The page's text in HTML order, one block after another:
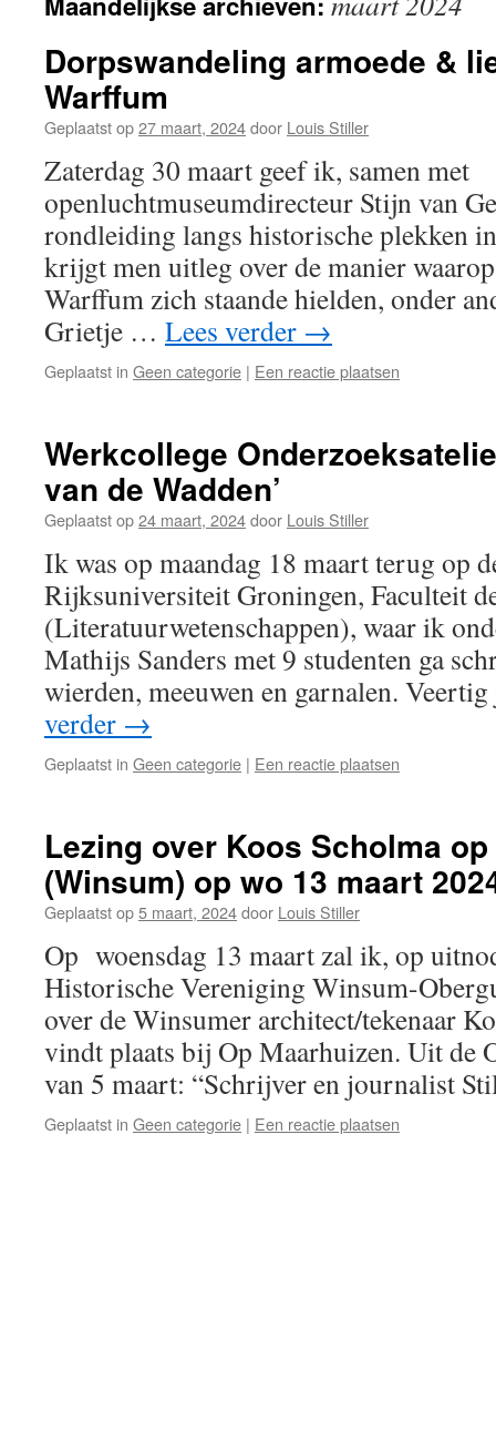
Dorpswandeling armoede &
Warffum
Geplaatst op27 maart, 2024door Louis Stiller
Zaterdag 30 maart geef ik, samen met
openluchtmuseumdirecteur Stijn van
rondleiding langs historische plekken
krijgt men uitleg over de manier
Warffum zich staande hielden, onder
Grietje … Lees verder →
Geplaatst in Geen categorie | Een reactie plaatsen
Werkcollege
van de Wadden’
Geplaatst op24 maart, 2024door Louis Stiller
Ik was op maandag 18 maart terug op
Rijksuniversiteit Groningen, Faculteit
(Literatuurwetenschappen), waar ik
Mathijs Sanders met 9 studenten ga
wierden, meeuwen en garnalen.
verder →
Geplaatst in Geen categorie | Een reactie plaatsen
Lezing over Koos Scholma
(Winsum) op wo 13 maart
Geplaatst op5 maart, 2024door Louis Stiller
Op woensdag 13 maart zal ik, op
Historische Vereniging Winsum-
over de Winsumer architect/tekenaar
vindt plaats bij Op Maarhuizen. Uit de
van 5 maart: “Schrijver en journalist
Geplaatst in Geen categorie | Een reactie plaatsen